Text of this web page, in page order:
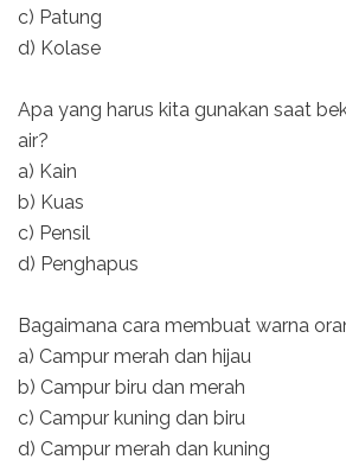
c) Patung
d) Kolase
Apa yang harus kita gunakan saat
air?
a) Kain
b) Kuas
c) Pensil
d) Penghapus
Bagaimana cara membuat warna
a) Campur merah dan hijau
b) Campur biru dan merah
c) Campur kuning dan biru
d) Campur merah dan kuning